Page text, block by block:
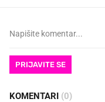
PRIJAVITE SE
KOMENTARI (0)